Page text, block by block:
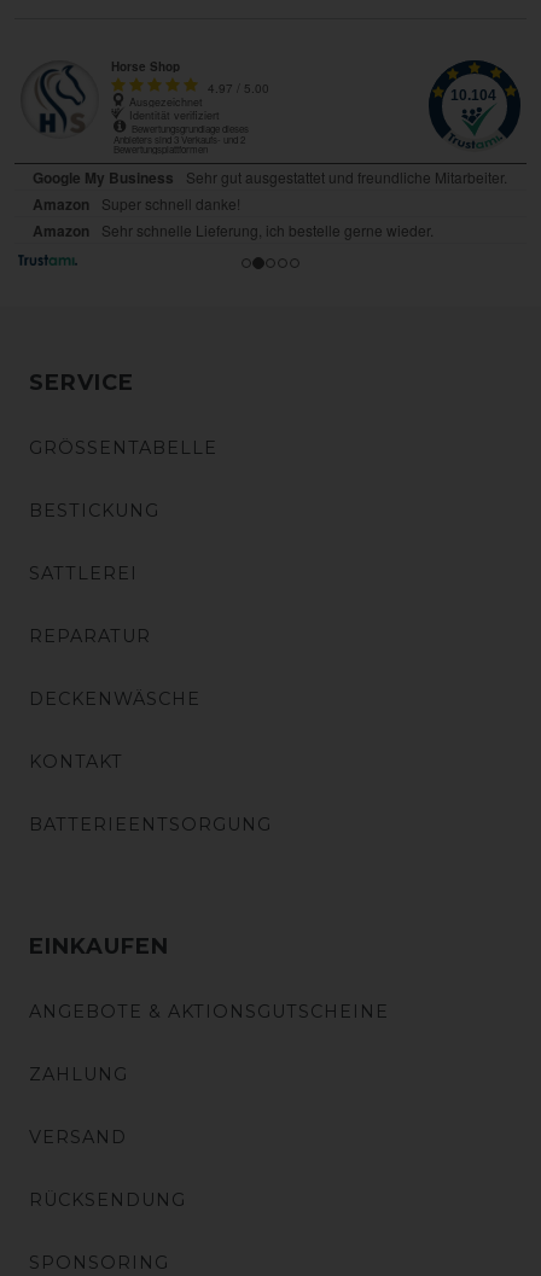
SERVICE
GRÖSSENTABELLE
BESTICKUNG
SATTLEREI
REPARATUR
DECKENWÄSCHE
KONTAKT
BATTERIEENTSORGUNG
EINKAUFEN
ANGEBOTE & AKTIONSGUTSCHEINE
ZAHLUNG
VERSAND
RÜCKSENDUNG
SPONSORING